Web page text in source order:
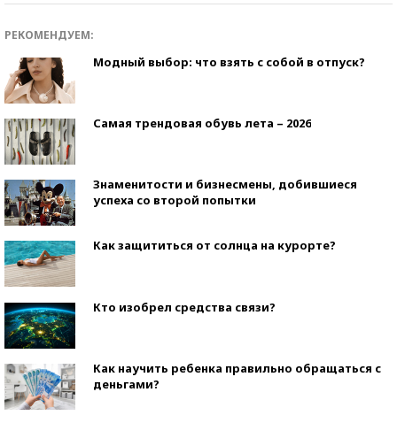
РЕКОМЕНДУЕМ:
Модный выбор: что взять с собой в отпуск?
Самая трендовая обувь лета – 2026
Знаменитости и бизнесмены, добившиеся
успеха со второй попытки
Как защититься от солнца на курорте?
Кто изобрел средства связи?
Как научить ребенка правильно обращаться с
деньгами?